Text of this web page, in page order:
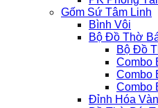
Gốm Sứ Tâm Linh
Bình Vôi
Bộ Đồ Thờ
Bộ Đồ
Combo
Combo
Combo
Đỉnh Hóa